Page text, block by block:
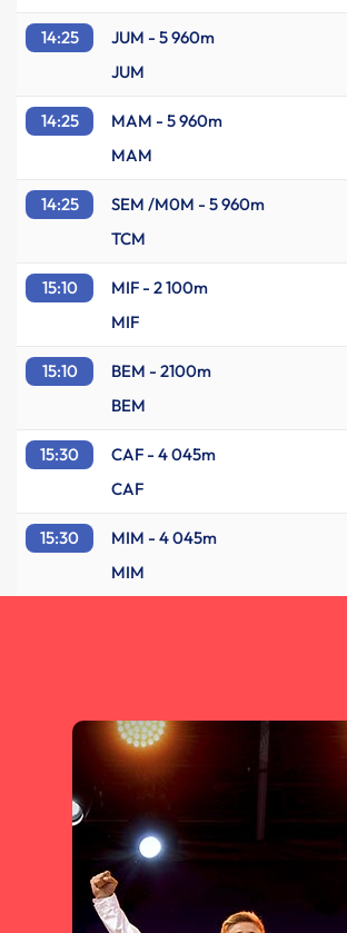
14:25 JUM - 5 960m
JUM
14:25 MAM - 5 960m
MAM
14:25 SEM /M0M - 5 960m
TCM
15:10 MIF - 2 100m
MIF
15:10 BEM - 2100m
BEM
15:30 CAF - 4 045m
CAF
15:30 MIM - 4 045m
MIM